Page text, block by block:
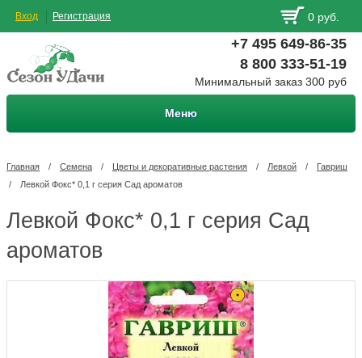
Вход Регистрация 0 руб.
+7 495 649-86-35
8 800 333-51-19
Минимальный заказ 300 руб
Меню
Главная / Семена / Цветы и декоративные растения / Левкой /
Гавриш
/
Левкой Фокс* 0,1 г серия Сад ароматов
Левкой Фокс* 0,1 г серия Сад
ароматов